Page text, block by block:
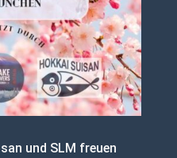
und SLM freuen